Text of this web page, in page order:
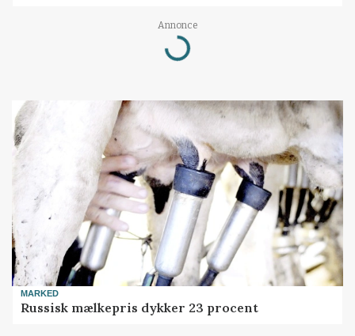
Annonce
Loading...
MARKED
Russisk mælkepris dykker 23 procent